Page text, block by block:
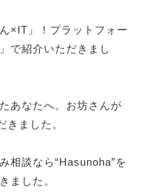
×IT」！プラットフォー
で紹介いただきまし
あなたへ。お坊さんが
きました。
相談なら“Hasunoha”を
ました。